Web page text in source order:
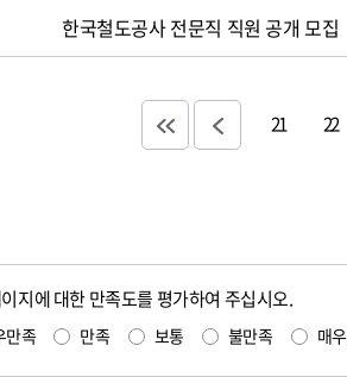
한국철도공사 전문직 직원 공개 모집
21 22
지에 대한 만족도를 평가하여 주십시오.
만족 만족 보통 불만족 매